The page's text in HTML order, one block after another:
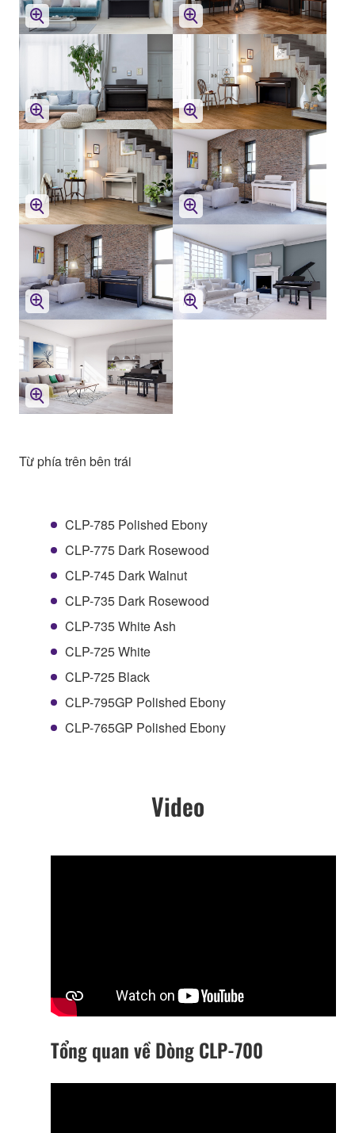
Từ phía trên bên trái
CLP-785 Polished Ebony
CLP-775 Dark Rosewood
CLP-745 Dark Walnut
CLP-735 Dark Rosewood
CLP-735 White Ash
CLP-725 White
CLP-725 Black
CLP-795GP Polished Ebony
CLP-765GP Polished Ebony
Video
Tổng quan về Dòng CLP-700